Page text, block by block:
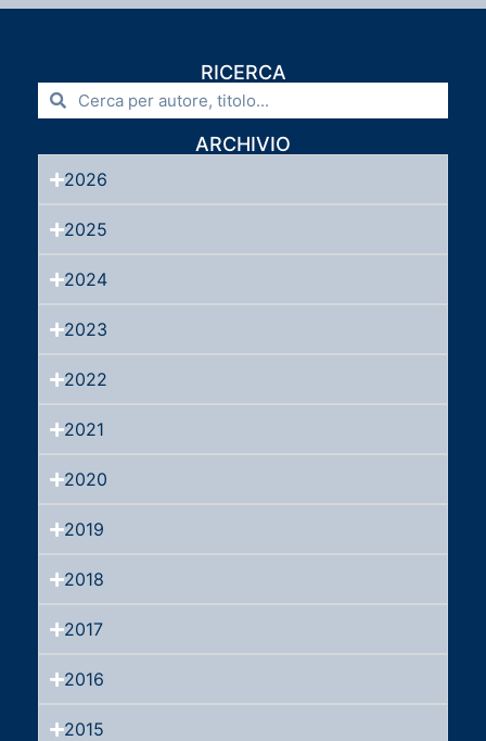
RICERCA
ARCHIVIO
2026
2025
2024
2023
2022
2021
2020
2019
2018
2017
2016
2015